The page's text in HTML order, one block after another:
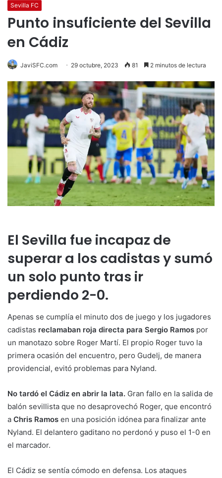
Sevilla FC
Punto insuficiente del Sevilla
en Cádiz
JaviSFC.com 29 octubre, 2023 81 2 minutos de lectura
El Sevilla fue incapaz de
superar a los cadistas y sumó
un solo punto tras ir
perdiendo 2-0.
Apenas se cumplía el minuto dos de juego y los jugadores
cadistas reclamaban roja directa para Sergio Ramos por
un manotazo sobre Roger Martí. El propio Roger tuvo la
primera ocasión del encuentro, pero Gudelj, de manera
providencial, evitó problemas para Nyland.
No tardó el Cádiz en abrir la lata. Gran fallo en la salida de
balón sevillista que no desaprovechó Roger, que encontró
a Chris Ramos en una posición idónea para finalizar ante
Nyland. El delantero gaditano no perdonó y puso el 1-0 en
el marcador.
El Cádiz se sentía cómodo en defensa. Los ataques